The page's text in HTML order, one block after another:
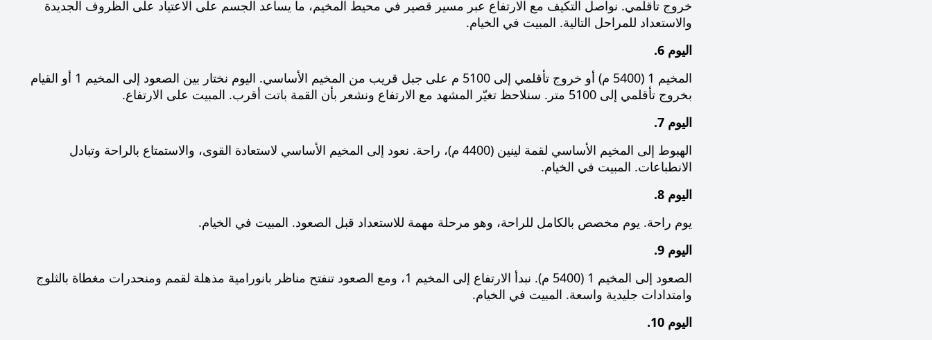
خروج تأقلمي. نواصل التكيف مع الارتفاع عبر مسير قصير في محيط المخيم، ما يساعد الجسم على الاعتياد على الظروف الجديدة
والاستعداد للمراحل التالية. المبيت في الخيام.
اليوم 6.
المخيم 1 (5400 م) أو خروج تأقلمي إلى 5100 م على جبل قريب من المخيم الأساسي. اليوم نختار بين الصعود إلى المخيم 1 أو القيام
بخروج تأقلمي إلى 5100 متر. سنلاحظ تغيّر المشهد مع الارتفاع ونشعر بأن القمة باتت أقرب. المبيت على الارتفاع.
اليوم 7.
الهبوط إلى المخيم الأساسي لقمة لينين (4400 م)، راحة. نعود إلى المخيم الأساسي لاستعادة القوى، والاستمتاع بالراحة وتبادل
الانطباعات. المبيت في الخيام.
اليوم 8.
يوم راحة. يوم مخصص بالكامل للراحة، وهو مرحلة مهمة للاستعداد قبل الصعود. المبيت في الخيام.
اليوم 9.
الصعود إلى المخيم 1 (5400 م). نبدأ الارتفاع إلى المخيم 1، ومع الصعود تنفتح مناظر بانورامية مذهلة لقمم ومنحدرات مغطاة بالثلوج
وامتدادات جليدية واسعة. المبيت في الخيام.
اليوم 10.